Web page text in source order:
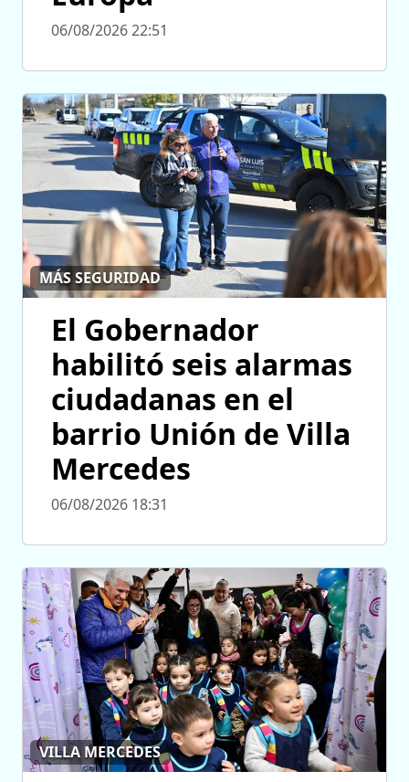
06/08/2026 22:51
MÁS SEGURIDAD
El Gobernador
habilitó seis alarmas
ciudadanas en el
barrio Unión de Villa
Mercedes
06/08/2026 18:31
VILLA MERCEDES